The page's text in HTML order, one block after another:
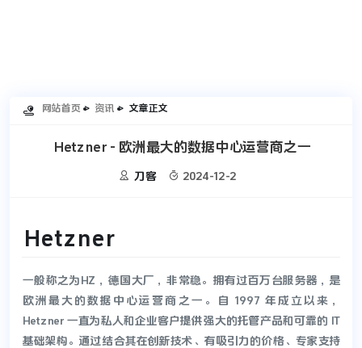
 网站首页 资讯 文章正文
Hetzner - 欧洲最大的数据中心运营商之一
 刀客  2024-12-2
Hetzner
一般称之为HZ，德国大厂，非常稳。拥有过百万台服务器，是
欧洲最大的数据中心运营商之一。自 1997 年成立以来，
Hetzner 一直为私人和企业客户提供强大的托管产品和可靠的 IT
基础架构。通过结合其在创新技术、有吸引力的价格、专家支持